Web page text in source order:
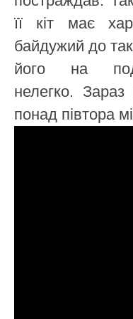
її кіт має
байдужий до
його на
нелегко. Зараз
понад півтора